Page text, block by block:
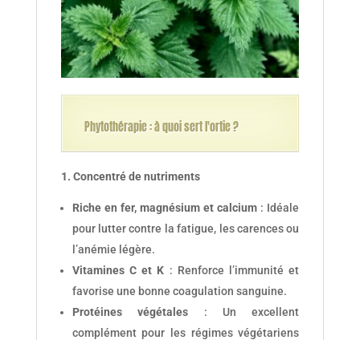
Phytothérapie : à quoi sert l'ortie ?
1. Concentré de nutriments
Riche en fer, magnésium et calcium : Idéale
pour lutter contre la fatigue, les carences ou
l’anémie légère.
Vitamines C et K : Renforce l’immunité et
favorise une bonne coagulation sanguine.
Protéines végétales : Un excellent
complément pour les régimes végétariens